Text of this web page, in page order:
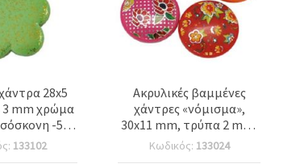
28x5
-50
γραμμάρια ~ 18 τεμάχια
133102
Ακρυλικές βαμμένες
χάντρες «νόμισμα»,
30x11 mm, τρύπα 2 mm,
ανάμικτα χρώματα MIX -
20 γρ., 3 τεμ.
Κωδικός: 133024